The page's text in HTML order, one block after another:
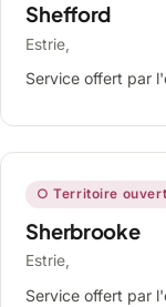
Shefford
Estrie,
Service offert par
○ Territoire ouvert
Sherbrooke
Estrie,
Service offert par